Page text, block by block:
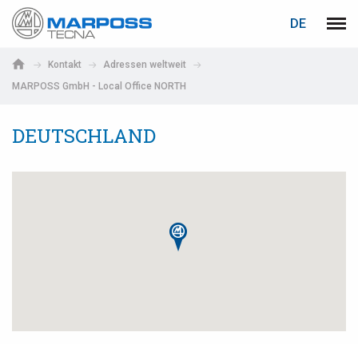
Marposs
DE
Menü
Kontakt
Adressen weltweit
MARPOSS GmbH - Local Office NORTH
DEUTSCHLAND
Deutsch
Français
日本語 (Japanese)
LOGIN PASSWORTWIEDERHERSTELLUNG